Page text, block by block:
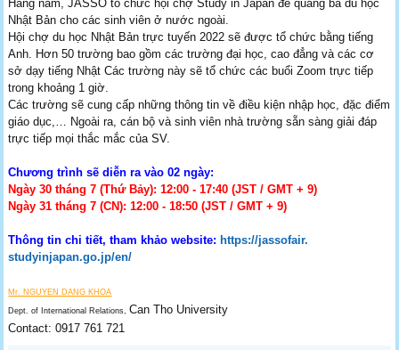
Hàng năm, JASSO tổ chức hội chợ Study in Japan để quảng bá du học
Nhật Bản cho các sinh viên ở nước ngoài.
Hội chợ du học Nhật Bản trực tuyến 2022 sẽ được tổ chức bằng tiếng
Anh. Hơn 50 trường bao gồm các trường đại học, cao đẳng và các cơ
sở dạy tiếng Nhật Các trường này sẽ tổ chức các buổi Zoom trực tiếp
trong khoảng 1 giờ.
Các trường sẽ cung cấp những thông tin về điều kiện nhập học, đặc điểm
giáo dục,… Ngoài ra, cán bộ và sinh viên nhà trường sẵn sàng giải đáp
trực tiếp mọi thắc mắc của SV.
Chương trình sẽ diễn ra vào 02 ngày:
Ngày 30 tháng 7 (Thứ Bảy): 12:00 - 17:40 (JST / GMT + 9)
Ngày 31 tháng 7 (CN): 12:00 - 18:50 (JST / GMT + 9)
Thông tin chi tiết, tham khảo website: https://jassofair.
studyinjapan.go.jp/en/
Mr. NGUYEN DANG KHOA
Dept. of International Relations,Can Tho University
Contact: 0917 761 721